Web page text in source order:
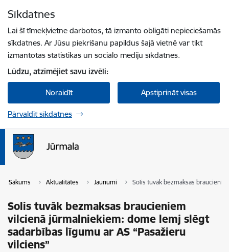
Sīkdatnes
Lai šī tīmekļvietne darbotos, tā izmanto obligāti nepieciešamās
sīkdatnes. Ar Jūsu piekrišanu papildus šajā vietnē var tikt
izmantotas statistikas un sociālo mediju sīkdatnes.
Lūdzu, atzīmējiet savu izvēli:
Noraidīt Apstiprināt visas
Pārvaldīt sīkdatnes
Sākums Aktualitātes Jaunumi Solis tuvāk bezmaksas
Solis tuvāk bezmaksas braucieniem
vilcienā jūrmalniekiem: dome lemj slēgt
sadarbības līgumu ar AS “Pasažieru
vilciens”